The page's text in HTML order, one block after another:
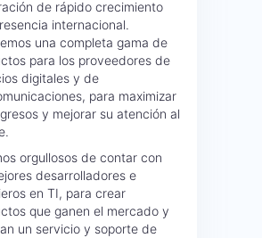
de rápido crecimiento
internacional.
una completa gama de
para los proveedores de
digitales y de
para maximizar
y mejorar su atención al
orgullosos de contar con
desarrolladores e
en TI, para crear
que ganen el mercado y
un servicio y soporte de